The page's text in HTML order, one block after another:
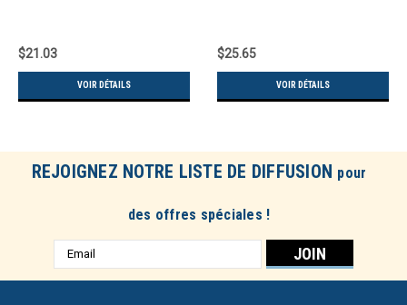
$21.03
VOIR DÉTAILS
$25.65
VOIR DÉTAILS
REJOIGNEZ NOTRE LISTE DE DIFFUSION pour
des offres spéciales !
Adresse
e-